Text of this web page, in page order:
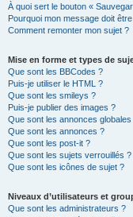
À quoi sert le bouton «
Pourquoi mon message doit
Comment remonter mon sujet ?
Mise en forme et types de
Que sont les BBCodes ?
Puis-je utiliser le HTML ?
Que sont les smileys ?
Puis-je publier des images ?
Que sont les annonces globales
Que sont les annonces ?
Que sont les post-it ?
Que sont les sujets verrouillés ?
Que sont les icônes de sujet ?
Niveaux d’utilisateurs et
Que sont les administrateurs ?